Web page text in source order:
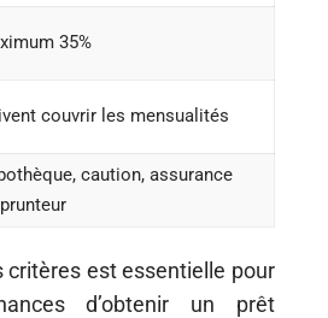
35%
couvrir les mensualités
caution, assurance
critères est essentielle pour
d’obtenir un prêt